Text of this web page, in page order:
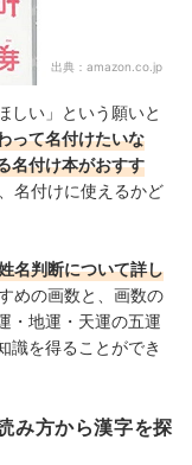
出典： amazon.co.jp
しい」という願いと
って名付けたいな
名付け本がおすす
名付けに使えるかど
名判断について詳し
めの画数と、画数の
・地運・天運の五運
識を得ることができ
み方から漢字を探